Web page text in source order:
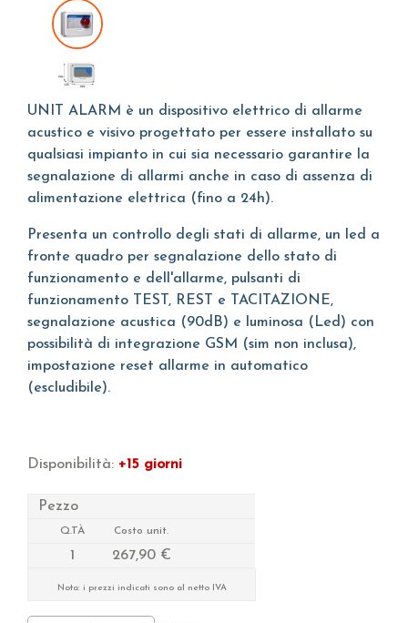
UNIT ALARM è un dispositivo elettrico di allarme
acustico e visivo progettato per essere installato su
qualsiasi impianto in cui sia necessario garantire la
segnalazione di allarmi anche in caso di assenza di
alimentazione elettrica (fino a 24h).
Presenta un controllo degli stati di allarme, un led a
fronte quadro per segnalazione dello stato di
funzionamento e dell'allarme, pulsanti di
funzionamento TEST, REST e TACITAZIONE,
segnalazione acustica (90dB) e luminosa (Led) con
possibilità di integrazione GSM (sim non inclusa),
impostazione reset allarme in automatico
(escludibile).
Disponibilità: +15 giorni
Pezzo
Q.TÀ Costo unit.
1 267,90 €
Nota: i prezzi indicati sono al netto IVA